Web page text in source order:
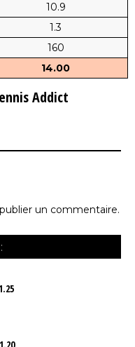
10.9
1.3
160
14.00
Addict
un commentaire.